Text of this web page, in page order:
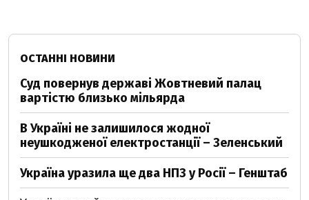
ОСТАННІ НОВИНИ
Суд повернув державі Жовтневий палац
вартістю близько мільярда
В Україні не залишилося жодної
неушкодженої електростанції – Зеленський
Україна уразила ще два НПЗ у Росії – Генштаб